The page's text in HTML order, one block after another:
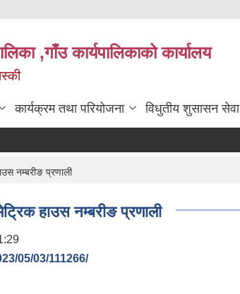
,गाँउ कार्यपालिकाको कार्यालय
कार्यक्रम तथा परियोजना विधुतीय शुसासन सेवा
नम्बरीङ प्रणाली
हाउस नम्बरीङ प्रणाली
05/03/111266/